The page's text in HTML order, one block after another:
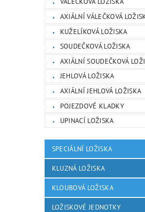
AXIÁLNÍ VÁLEČKOVÁ
KUŽELÍKOVÁ LOŽISKA
SOUDEČKOVÁ LOŽISKA
AXIÁLNÍ SOUDEČKOVÁ
JEHLOVÁ LOŽISKA
AXIÁLNÍ JEHLOVÁ LOŽISKA
POJEZDOVÉ KLADKY
UPINACÍ LOŽISKA
SPECIÁLNÍ LOŽISKA
KLUZNÁ LOŽISKA
KLOUBOVÁ LOŽISKA
LOŽISKOVÉ JEDNOTKY